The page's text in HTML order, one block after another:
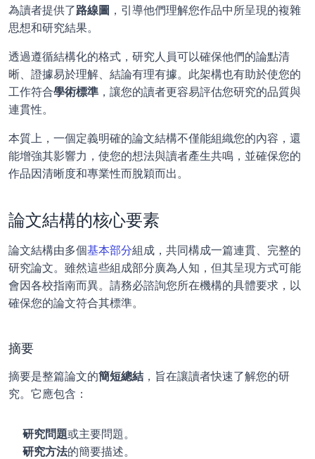
為讀者提供了路線圖 ，引導他們理解您作品中所呈現的複雜
思想和研究結果。
透過遵循結構化的格式，研究人員可以確保他們的論點清
晰、證據易於理解、結論有理有據。此架構也有助於使您的
工作符合學術標準 ，讓您的讀者更容易評估您研究的品質與
連貫性。
本質上，一個定義明確的論文結構不僅能組織您的內容，還
能增強其影響力，使您的想法與讀者產生共鳴，並確保您的
作品因清晰度和專業性而脫穎而出。
論文結構的核心要素
論文結構由多個基本部分組成，共同構成一篇連貫、完整的
研究論文。雖然這些組成部分廣為人知，但其呈現方式可能
會因各校指南而異。請務必諮詢您所在機構的具體要求，以
確保您的論文符合其標準。
摘要
摘要是整篇論文的簡短總結 ，旨在讓讀者快速了解您的研
究。它應包含：
研究問題或主要問題。
研究方法的簡要描述。